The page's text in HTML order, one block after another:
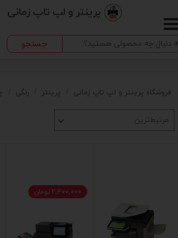
پرینتر و لپ تاپ زمانی
حساب کاربری من
تغییر گذر واژه
خروج از حساب کاربری
جستجو
فروشگاه پرینتر و لپ تاپ زمانی پرینتر رنگی
مرتبط‌ترین
۲,۴۰۰,۰۰۰ تومان